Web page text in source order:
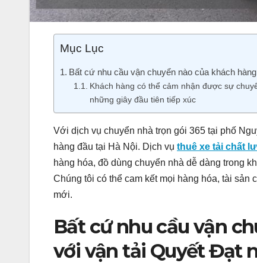
Mục Lục
Bất cứ nhu cầu vận chuyển nào của khách
Khách hàng có thể cảm nhận được sự
những giây đầu tiên tiếp xúc
Với dịch vụ chuyển nhà trọn gói 365 tại phố
hàng đầu tại Hà Nội. Dịch vụ thuê xe tải chất
hàng hóa, đồ dùng chuyển nhà dễ dàng trong
Chúng tôi có thể cam kết mọi hàng hóa, tài
mới.
Bất cứ nhu cầu vận
với vận tải Quyết Đạt